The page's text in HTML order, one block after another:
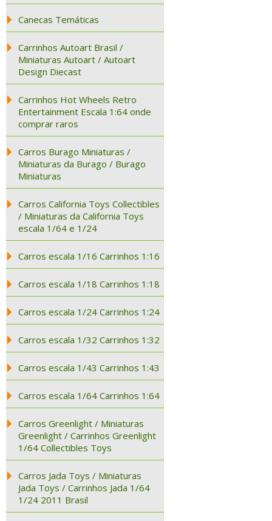
Canecas Temáticas
Carrinhos Autoart Brasil /
Miniaturas Autoart / Autoart
Design Diecast
Carrinhos Hot Wheels Retro
Entertainment Escala 1:64 onde
comprar raros
Carros Burago Miniaturas /
Miniaturas da Burago / Burago
Miniaturas
Carros California Toys Collectibles
/ Miniaturas da California Toys
escala 1/64 e 1/24
Carros escala 1/16 Carrinhos 1:16
Carros escala 1/18 Carrinhos 1:18
Carros escala 1/24 Carrinhos 1:24
Carros escala 1/32 Carrinhos 1:32
Carros escala 1/43 Carrinhos 1:43
Carros escala 1/64 Carrinhos 1:64
Carros Greenlight / Miniaturas
Greenlight / Carrinhos Greenlight
1/64 Collectibles Toys
Carros Jada Toys / Miniaturas
Jada Toys / Carrinhos Jada 1/64
1/24 2011 Brasil